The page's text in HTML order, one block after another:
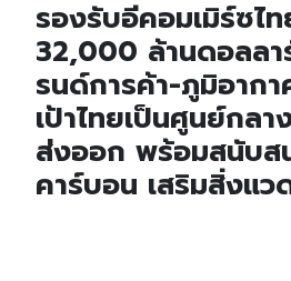
รองรับอีคอมเมิร์ซไ
32,000 ล้านดอลลา
รนด์การค้า-ภูมิอาก
เป้าไทยเป็นศูนย์กลา
ส่งออก พร้อมสนับส
คาร์บอน เสริมสิ่งแว